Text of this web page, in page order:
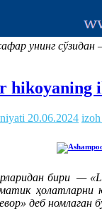
унинг
20.06.2024
бири — «Le
ҳолатларни
деб